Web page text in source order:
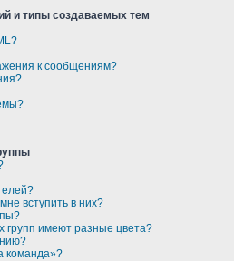
и типы создаваемых тем
к сообщениям?
вступить в них?
групп имеют разные цвета?
команда»?